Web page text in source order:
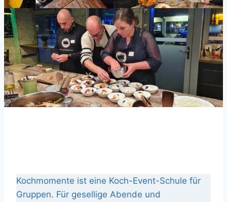
Kochmomente ist eine Koch-Event-Schule für
Gruppen. Für gesellige Abende und